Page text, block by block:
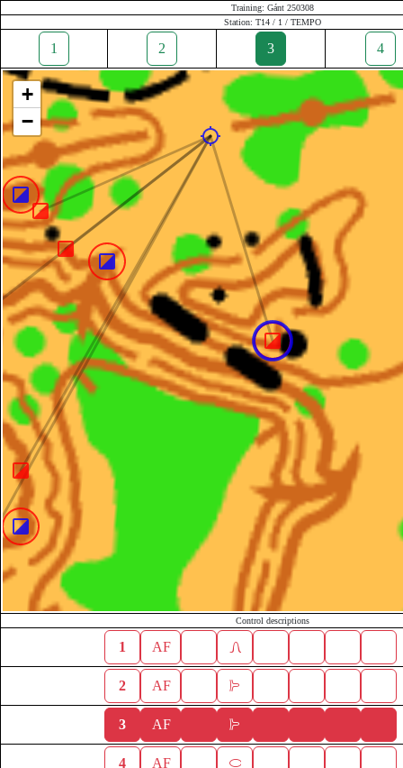
Training: Gánt 250308
Station: T14 / 1 / TEMPO
1 2 3 4
+
−
Control descriptions
1 AF
2 AF
3 AF
4 AF